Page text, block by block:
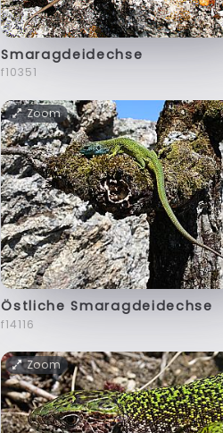
Smaragdeidechse
f10351
Zoom
Östliche Smaragdeidechse
f14116
Zoom